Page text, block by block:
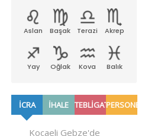
Aslan Başak Terazi Akrep
Yay Oğlak Kova Balık